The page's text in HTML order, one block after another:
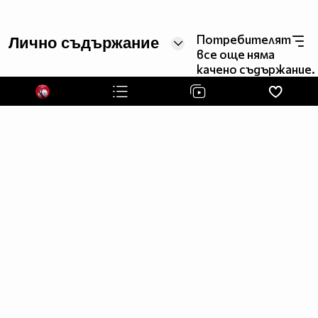
Лично съдържание
Потребителят
все още няма
качено съдържание.